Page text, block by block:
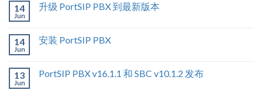
14
Jun
升级 PortSIP PBX 到最新版本
14
Jun
安装 PortSIP PBX
13
Jun
PortSIP PBX v16.1.1 和 SBC v10.1.2 发布